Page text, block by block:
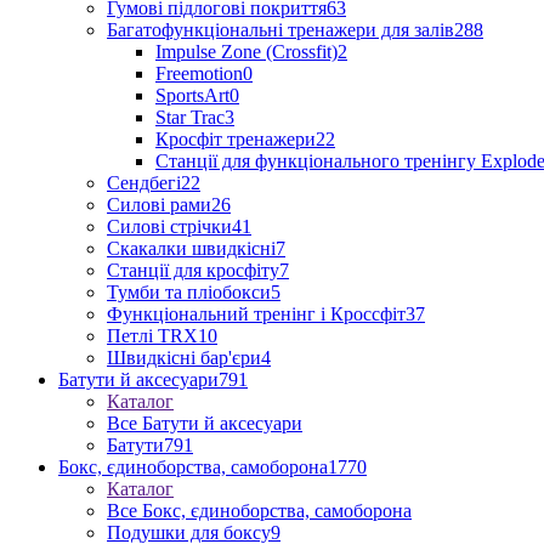
Гумові підлогові покриття63
Багатофункціональні тренажери для залів288
Impulse Zone (Crossfit)2
Freemotion0
SportsArt0
Star Trac3
Кросфіт тренажери22
Станції для функціонального тренінгу Explode
Сендбегі22
Силові рами26
Силові стрічки41
Скакалки швидкісні7
Станції для кросфіту7
Тумби та пліобокси5
Функціональний тренінг і Кроссфіт37
Петлі TRX10
Швидкісні бар'єри4
Батути й аксесуари791
Каталог
Все Батути й аксесуари
Батути791
Бокс, єдиноборства, самоборона1770
Каталог
Все Бокс, єдиноборства, самоборона
Подушки для боксу9